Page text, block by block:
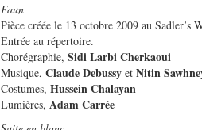
Faun
Pièce créée le 13 octobre 2009 au Sadler’s
Entrée au répertoire.
Chorégraphie, Sidi Larbi Cherkaoui
Musique, Claude Debussy et Nitin
Costumes, Hussein Chalayan
Lumières, Adam Carrée